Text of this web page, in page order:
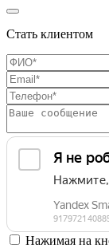
Стать клиентом
Нажимая на